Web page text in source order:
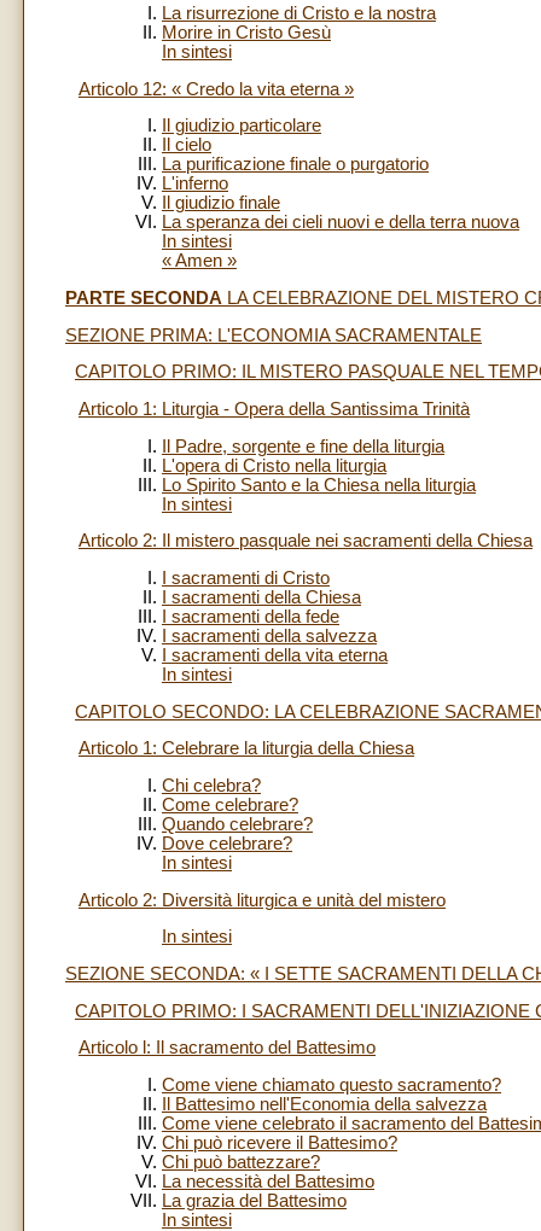
La risurrezione di Cristo e la nostra
Morire in Cristo Gesù
In sintesi
Articolo 12: « Credo la vita eterna »
Il giudizio particolare
Il cielo
La purificazione finale o purgatorio
L'inferno
Il giudizio finale
La speranza dei cieli nuovi e della terra nuova
In sintesi
« Amen »
PARTE SECONDA LA CELEBRAZIONE DEL MISTERO
SEZIONE PRIMA: L'ECONOMIA SACRAMENTALE
CAPITOLO PRIMO: IL MISTERO PASQUALE NEL
Articolo 1: Liturgia - Opera della Santissima Trinità
Il Padre, sorgente e fine della liturgia
L'opera di Cristo nella liturgia
Lo Spirito Santo e la Chiesa nella liturgia
In sintesi
Articolo 2: Il mistero pasquale nei sacramenti della Chiesa
I sacramenti di Cristo
I sacramenti della Chiesa
I sacramenti della fede
I sacramenti della salvezza
I sacramenti della vita eterna
In sintesi
CAPITOLO SECONDO: LA CELEBRAZIONE
Articolo 1: Celebrare la liturgia della Chiesa
Chi celebra?
Come celebrare?
Quando celebrare?
Dove celebrare?
In sintesi
Articolo 2: Diversità liturgica e unità del mistero
In sintesi
SEZIONE SECONDA: « I SETTE SACRAMENTI DELLA
CAPITOLO PRIMO: I SACRAMENTI DELL'INIZIAZIONE
Articolo l: Il sacramento del Battesimo
Come viene chiamato questo sacramento?
Il Battesimo nell'Economia della salvezza
Come viene celebrato il sacramento del
Chi può ricevere il Battesimo?
Chi può battezzare?
La necessità del Battesimo
La grazia del Battesimo
In sintesi